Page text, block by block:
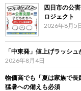
四日市の公
ロジェクト
2026年8月5
「中東発」値上げラッシ
2026年8月4日
物価高でも「夏は家族で
猛暑への備えも必須